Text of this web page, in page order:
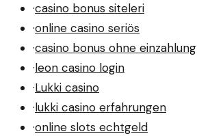
·casino bonus siteleri
·online casino seriös
·casino bonus ohne einzahlung
·leon casino login
·Lukki casino
·lukki casino erfahrungen
·online slots echtgeld